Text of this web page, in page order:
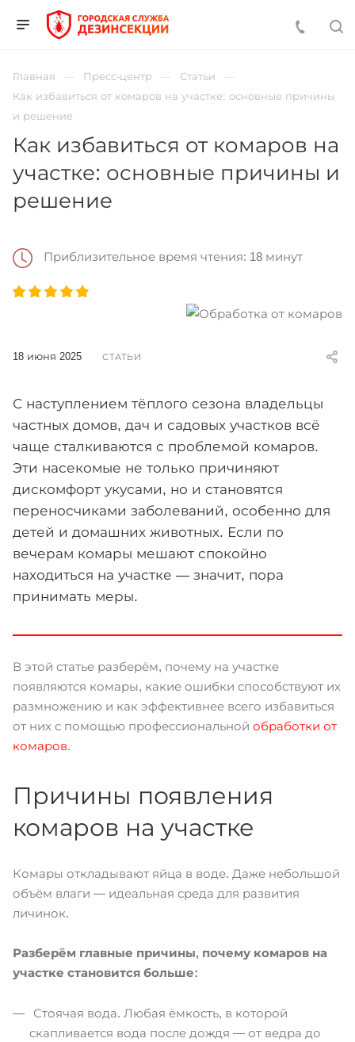
Главная Пресс-центр
Статьи
Как избавиться от комаров на участке: основные причины
и решение
Как избавиться от комаров на
участке: основные причины и
решение
Приблизительное время чтения: 18 минут
18 июня 2025 СТАТЬИ
С наступлением тёплого сезона владельцы
частных домов, дач и садовых участков всё
чаще сталкиваются с проблемой комаров.
Эти насекомые не только причиняют
дискомфорт укусами, но и становятся
переносчиками заболеваний, особенно для
детей и домашних животных. Если по
вечерам комары мешают спокойно
находиться на участке — значит, пора
принимать меры.
В этой статье разберём, почему на участке
появляются комары, какие ошибки способствуют их
размножению и как эффективнее всего избавиться
от них с помощью профессиональной обработки от
комаров.
Причины появления
комаров на участке
Комары откладывают яйца в воде. Даже небольшой
объём влаги — идеальная среда для развития
личинок.
Разберём главные причины, почему комаров на
участке становится больше:
Стоячая вода. Любая ёмкость, в которой
скапливается вода после дождя — от ведра до